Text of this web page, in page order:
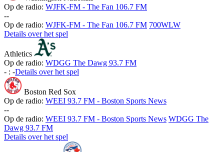
Op de radio: WJFK-FM - The Fan 106.7 FM
--
Op de radio: WJFK-FM - The Fan 106.7 FM 700WLW
Details over het spel
Athletics
Op de radio: WDGG The Dawg 93.7 FM
- : -Details over het spel
Boston Red Sox
Op de radio: WEEI 93.7 FM - Boston Sports News
--
Op de radio: WEEI 93.7 FM - Boston Sports News WDGG The
Dawg 93.7 FM
Details over het spel